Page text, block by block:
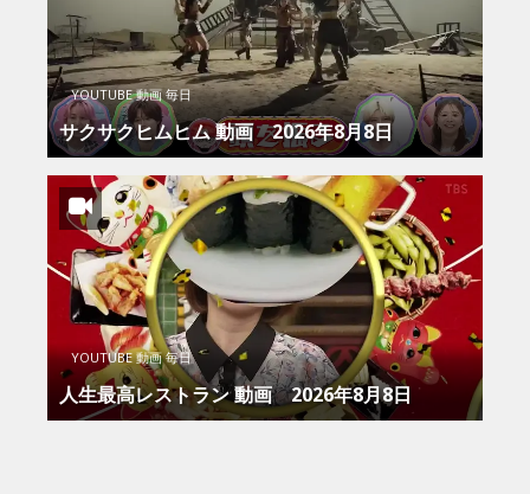
YOUTUBE 動画 毎日
サクサクヒムヒム 動画 2026年8月8日
YOUTUBE 動画 毎日
人生最高レストラン 動画 2026年8月8日